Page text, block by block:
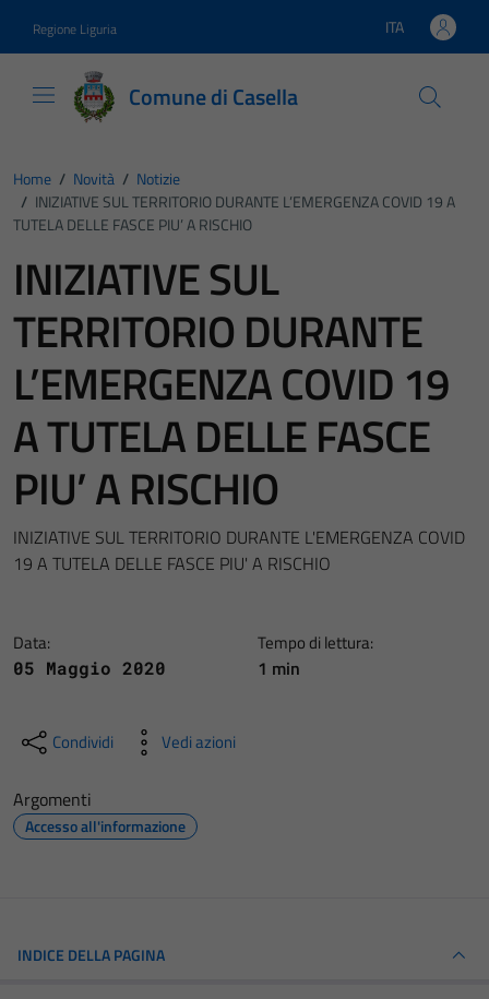
Regione Liguria Lingua attiva:
ITA
Comune di Casella
Home / Novità / Notizie
/ INIZIATIVE SUL TERRITORIO DURANTE L’EMERGENZA COVID 19 A
TUTELA DELLE FASCE PIU’ A RISCHIO
INIZIATIVE SUL
TERRITORIO DURANTE
L’EMERGENZA COVID 19
A TUTELA DELLE FASCE
PIU’ A RISCHIO
INIZIATIVE SUL TERRITORIO DURANTE L'EMERGENZA COVID
19 A TUTELA DELLE FASCE PIU' A RISCHIO
Data:
05 Maggio 2020
Tempo di lettura:
1 min
Condividi Vedi azioni
Argomenti
Accesso all'informazione
INDICE DELLA PAGINA